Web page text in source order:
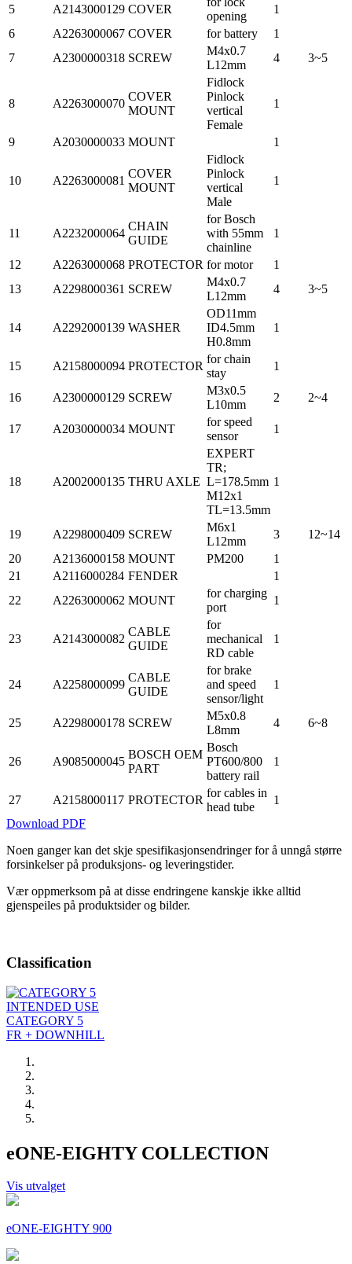
5 A2143000129 COVER
opening
1
6
A2263000067 COVER for battery
1
7
A2300000318 SCREW
M4x0.7
L12mm
4 3~5
8 A2263000070
COVER
MOUNT
Fidlock
Pinlock
vertical
Female
1
9 A2030000033 MOUNT 1
10 A2263000081
COVER
MOUNT
Fidlock
Pinlock
vertical
Male
1
11 A2232000064
CHAIN
GUIDE
for Bosch
with 55mm
chainline
1
12 A2263000068 PROTECTOR for motor
1
13
A2298000361 SCREW
M4x0.7
L12mm
4 3~5
14 A2292000139 WASHER
OD11mm
ID4.5mm
H0.8mm
1
15 A2158000094 PROTECTOR
for chain
stay
1
16 A2300000129 SCREW
M3x0.5
L10mm
2 2~4
17 A2030000034 MOUNT
for speed
sensor
1
18 A2002000135 THRU AXLE
EXPERT
TR;
L=178.5mm
M12x1
TL=13.5mm
1
19 A2298000409 SCREW
M6x1
L12mm
3
12~14
20
A2136000158 MOUNT PM200
1
21
A2116000284 FENDER
1
22
A2263000062 MOUNT
for charging
port
1
23 A2143000082
CABLE
GUIDE
for
mechanical
RD cable
1
24 A2258000099
CABLE
GUIDE
for brake
and speed
sensor/light
1
25 A2298000178 SCREW
M5x0.8
L8mm
4 6~8
26 A9085000045
BOSCH OEM
PART
Bosch
PT600/800
battery rail
1
27 A2158000117 PROTECTOR
for cables in
head tube
1
Download PDF
Noen ganger kan det skje spesifikasjonsendringer for å unngå større
forsinkelser på produksjons- og leveringstider.
Vær oppmerksom på at disse endringene kanskje ikke alltid
gjenspeiles på produktsider og bilder.
Classification
INTENDED USE
CATEGORY 5
FR + DOWNHILL
eONE-EIGHTY COLLECTION
Vis utvalget
eONE-EIGHTY 900